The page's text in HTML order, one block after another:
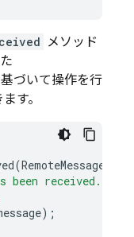
メソッド
づいて操作を行
す。
(RemoteMessage
been received."
);